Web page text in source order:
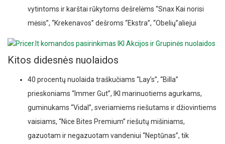
vytintoms ir karštai rūkytoms dešrelėms “Snax Kai norisi
mėsis”, “Krekenavos” dešroms “Ekstra”, “Obelių”aliejui
Kitos didesnės nuolaidos
40 procentų nuolaida traškučiams “Lay’s”, “Billa”
prieskoniams “Immer Gut”, IKI marinuotiems agurkams,
guminukams “Vidal”, sveriamiems riešutams ir džiovintiems
vaisiams, “Nice Bites Premium” riešutų mišiniams,
gazuotam ir negazuotam vandeniui “Neptūnas”, tik